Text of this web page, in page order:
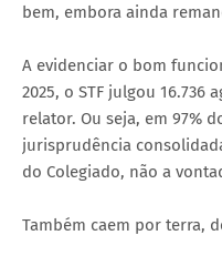
bem, embora ainda
A evidenciar o bom
2025, o STF julgou
relator. Ou seja, em 97%
jurisprudência
do Colegiado, não a
Também caem por terra,